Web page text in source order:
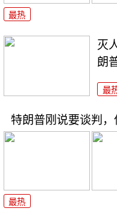
最热
灭
朗
最
特朗普刚说要谈判，
最热